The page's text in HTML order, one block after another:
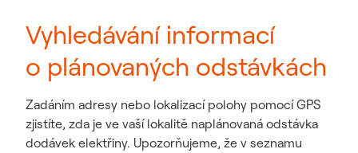
Vyhledávání informací
o plánovaných odstávkách
Zadáním adresy nebo lokalizací polohy pomocí GPS
zjistíte, zda je ve vaší lokalitě naplánovaná odstávka
dodávek elektřiny. Upozorňujeme, že v seznamu